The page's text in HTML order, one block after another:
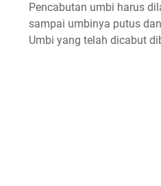
Pencabutan umbi harus
sampai umbinya putus
Umbi yang telah dicabut